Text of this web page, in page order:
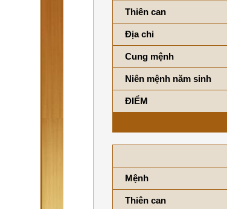
Thiên can
Địa chi
Cung mệnh
Niên mệnh năm sinh
ĐIỂM
Mệnh
Thiên can